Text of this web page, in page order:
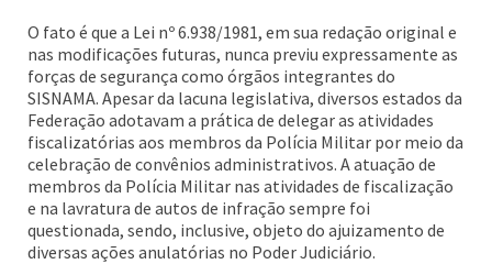
O fato é que a Lei nº 6.938/1981, em sua redação original e
nas modificações futuras, nunca previu expressamente as
forças de segurança como órgãos integrantes do
SISNAMA. Apesar da lacuna legislativa, diversos estados da
Federação adotavam a prática de delegar as atividades
fiscalizatórias aos membros da Polícia Militar por meio da
celebração de convênios administrativos. A atuação de
membros da Polícia Militar nas atividades de fiscalização
e na lavratura de autos de infração sempre foi
questionada, sendo, inclusive, objeto do ajuizamento de
diversas ações anulatórias no Poder Judiciário.